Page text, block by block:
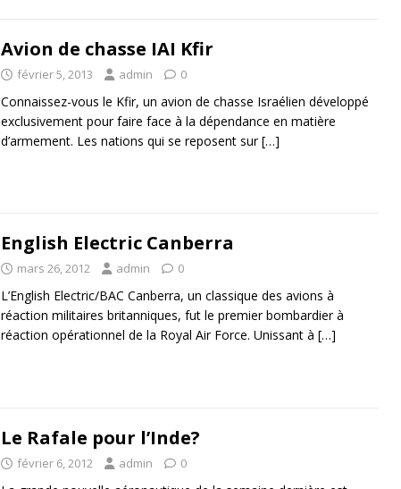
Avion de chasse IAI Kfir
février 5, 2013 admin 0
Connaissez-vous le Kfir, un avion de chasse Israélien développé
exclusivement pour faire face à la dépendance en matière
d’armement. Les nations qui se reposent sur[…]
English Electric Canberra
mars 26, 2012 admin 0
L’English Electric/BAC Canberra, un classique des avions à
réaction militaires britanniques, fut le premier bombardier à
réaction opérationnel de la Royal Air Force. Unissant à […]
Le Rafale pour l’Inde?
février 6, 2012 admin 0